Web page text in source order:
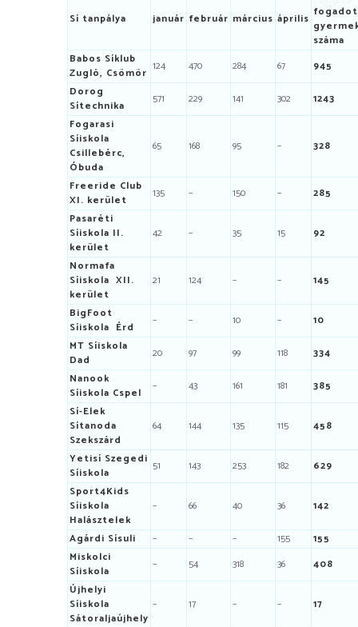
Sí tanpálya január február március április
száma
Babos Síklub
Zugló, Csömör 124 470 284 67
945
Dorog
Sítechnika
571 229 141 302
1243
Fogarasi
Síiskola
Csillebérc,
Óbuda
65 168 95 – 328
Freeride Club
XI. kerület
135 – 150 –
285
Pasaréti
Síiskola II.
kerület
42 – 35 15 92
Normafa
Síiskola XII.
kerület
21 124 – – 145
BigFoot
Síiskola Érd
– – 10 –
10
MT Síiskola
Dad
20 97 99 118
334
Nanook
Síiskola Cspel
– 43 161 181
385
Sí-Elek
Sítanoda
Szekszárd
64 144 135 115 458
Yetisí Szegedi
Síiskola
51 143 253 182
629
Sport4Kids
Síiskola
Halásztelek
– 66 40 36 142
Agárdi Sísuli – – – 155
155
Miskolci
Síiskola
– 54 318 36
408
Újhelyi
Síiskola
Sátoraljaújhely
– 17 – – 17